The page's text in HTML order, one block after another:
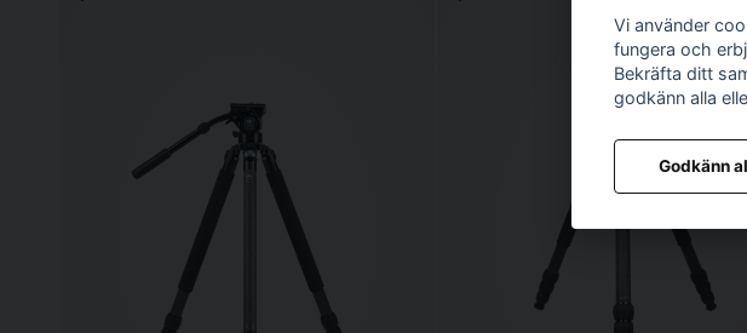
Vi använder
fungera och
Bekräfta ditt
godkänn alla
Godkänn